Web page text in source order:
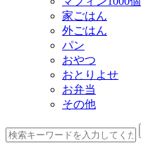
家ごはん
外ごはん
パン
おやつ
おとりよせ
お弁当
その他